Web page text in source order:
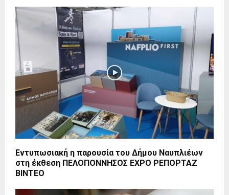
Εντυπωσιακή η παρουσία του Δήμου Ναυπλιέων
στη έκθεση ΠΕΛΟΠΟΝΝΗΣΟΣ EXPO ΡΕΠΟΡΤΑΖ
ΒΙΝΤΕΟ